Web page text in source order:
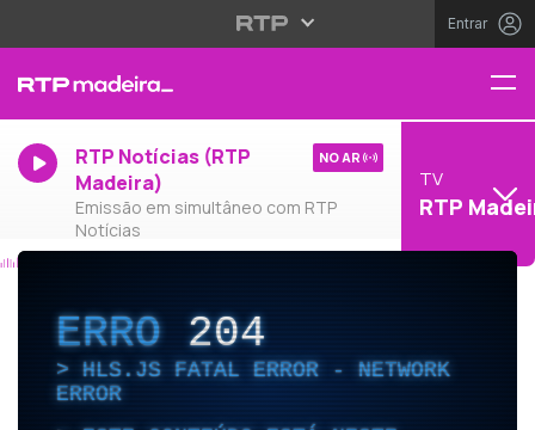
Entrar
RTP Notícias (RTP
Madeira)
Emissão em simultâneo com RTP
Notícias
NO AR
TV
RTP
ERRO204
HLS.JS FATAL ERROR - NETWORK
ERROR